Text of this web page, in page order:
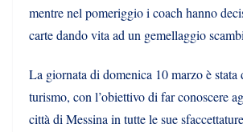
mentre nel pomeriggio i coach hanno
carte dando vita ad un gemellaggio
La giornata di domenica 10 marzo è stata
turismo, con l’obiettivo di far conoscere
città di Messina in tutte le sue